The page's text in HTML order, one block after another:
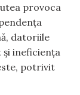
provoca
datoriile
ineficiența
potrivit